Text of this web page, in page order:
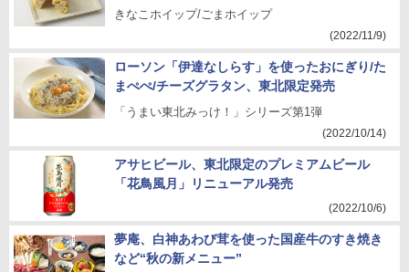
きなこホイップ/ごまホイップ
(2022/11/9)
ローソン「伊達なしらす」を使ったおにぎり/た
まぺぺ/チーズグラタン、東北限定発売
「うまい東北みっけ！」シリーズ第1弾
(2022/10/14)
アサヒビール、東北限定のプレミアムビール
「花鳥風月」リニューアル発売
(2022/10/6)
夢庵、白神あわび茸を使った国産牛のすき焼き
など“秋の新メニュー”